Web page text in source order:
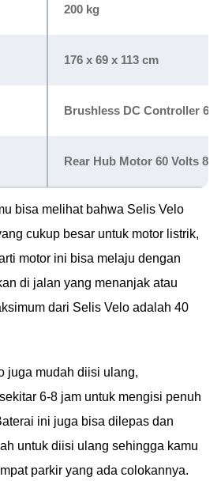
200 kg
176 x 69 x 113 cm
Brushless DC Controller 60
Rear Hub Motor 60 Volts
bisa melihat bahwa Selis Velo
cukup besar untuk motor listrik,
motor ini bisa melaju dengan
di jalan yang menanjak atau
dari Selis Velo adalah 40
juga mudah diisi ulang,
6-8 jam untuk mengisi penuh
ini juga bisa dilepas dan
untuk diisi ulang sehingga kamu
parkir yang ada colokannya.